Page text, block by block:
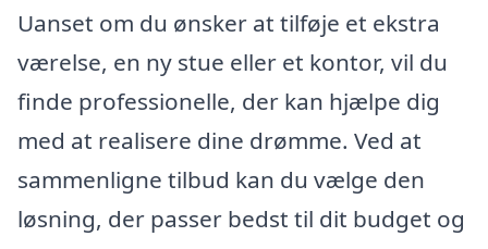
Uanset om du ønsker at tilføje et ekstra
værelse, en ny stue eller et kontor, vil du
finde professionelle, der kan hjælpe dig
med at realisere dine drømme. Ved at
sammenligne tilbud kan du vælge den
løsning, der passer bedst til dit budget og